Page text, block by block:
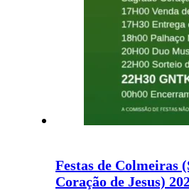
Festas de Colmeiras
Coração de Jesus)